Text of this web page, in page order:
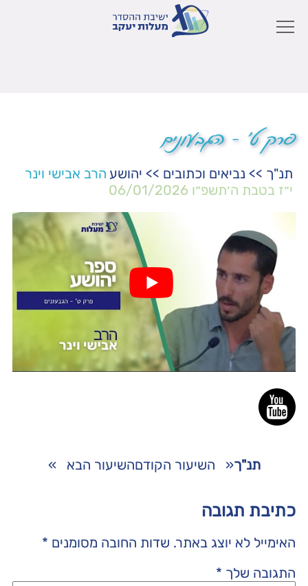
פרק ט' – הגבעונים
תנ"ך >> נביאים וכתובים >> יהושע הרב אבישי וינר
י״ז בטבת ה׳תשפ״ו 06/01/2026
תנ"ך« השיעור הקודםהשיעור הבא »
כתיבת תגובה
האימייל לא יוצג באתר. שדות החובה מסומנים *
התגובה שלך *